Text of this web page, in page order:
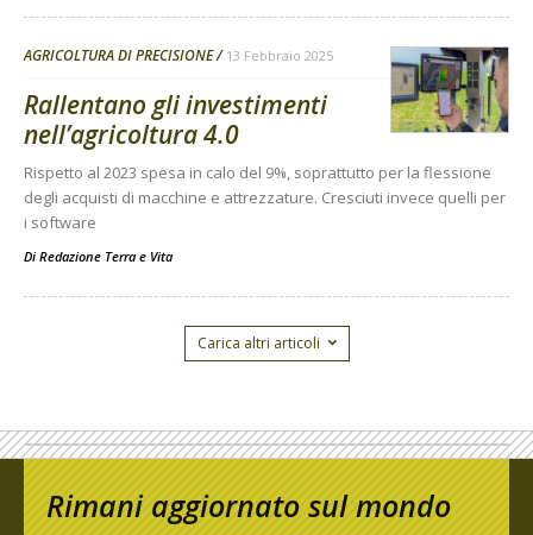
AGRICOLTURA DI PRECISIONE 13 Febbraio 2025
Rallentano gli investimenti
nell’agricoltura 4.0
Rispetto al 2023 spesa in calo del 9%, soprattutto per la flessione
degli acquisti di macchine e attrezzature. Cresciuti invece quelli per
i software
Di Redazione Terra e Vita
Carica altri articoli
Rimani aggiornato sul mondo